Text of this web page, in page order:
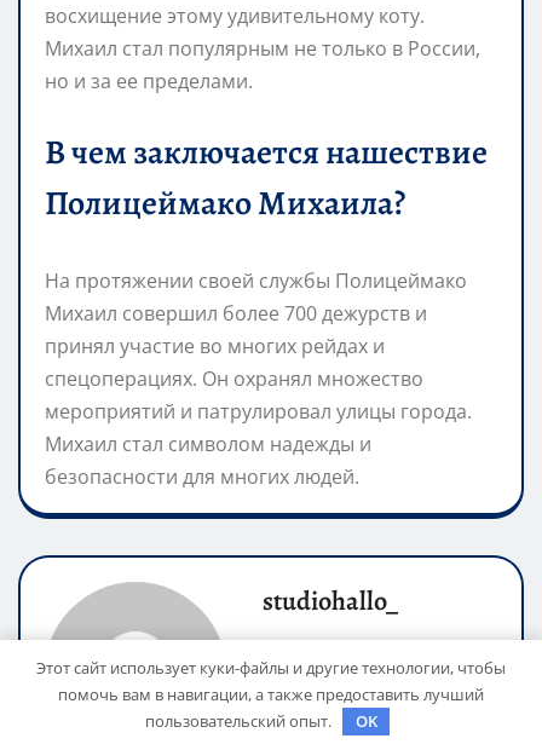
восхищение этому удивительному коту.
Михаил стал популярным не только в России,
но и за ее пределами.
В чем заключается нашествие
Полицеймако Михаила?
На протяжении своей службы Полицеймако
Михаил совершил более 700 дежурств и
принял участие во многих рейдах и
спецоперациях. Он охранял множество
мероприятий и патрулировал улицы города.
Михаил стал символом надежды и
безопасности для многих людей.
studiohallo_
Сайт: https://vtktools.ru
Этот сайт использует куки-файлы и другие технологии, чтобы
помочь вам в навигации, а также предоставить лучший
пользовательский опыт.
OK